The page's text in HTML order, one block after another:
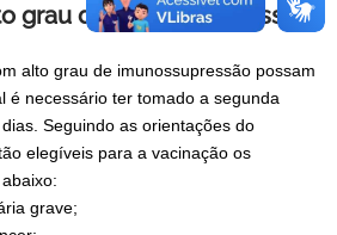
grau de imunossupressão
alto grau de imunossupressão possam
é necessário ter tomado a segunda
Seguindo as orientações do
elegíveis para a vacinação os
grave;